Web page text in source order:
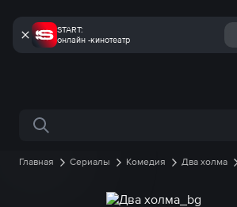
START:
онлайн -кинотеатр
Поиск по сайту
Главная Сериалы Комедия Два холма